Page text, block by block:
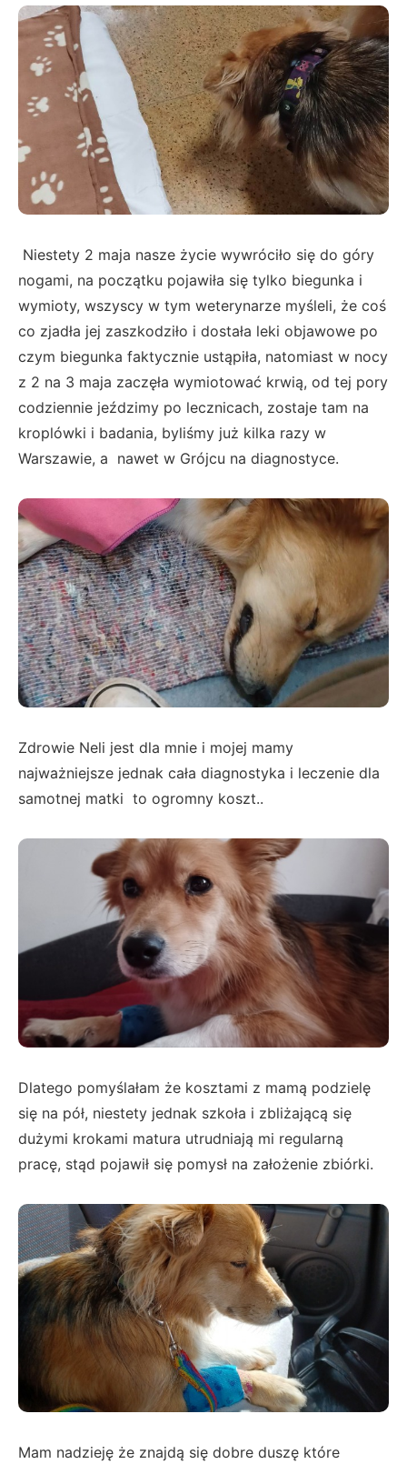
Niestety 2 maja nasze życie wywróciło się do góry
nogami, na początku pojawiła się tylko biegunka i
wymioty, wszyscy w tym weterynarze myśleli, że coś
co zjadła jej zaszkodziło i dostała leki objawowe po
czym biegunka faktycznie ustąpiła, natomiast w nocy
z 2 na 3 maja zaczęła wymiotować krwią, od tej pory
codziennie jeździmy po lecznicach, zostaje tam na
kroplówki i badania, byliśmy już kilka razy w
Warszawie, a nawet w Grójcu na diagnostyce.
Zdrowie Neli jest dla mnie i mojej mamy
najważniejsze jednak cała diagnostyka i leczenie dla
samotnej matki to ogromny koszt..
Dlatego pomyślałam że kosztami z mamą podzielę
się na pół, niestety jednak szkoła i zbliżającą się
dużymi krokami matura utrudniają mi regularną
pracę, stąd pojawił się pomysł na założenie zbiórki.
Mam nadzieję że znajdą się dobre duszę które